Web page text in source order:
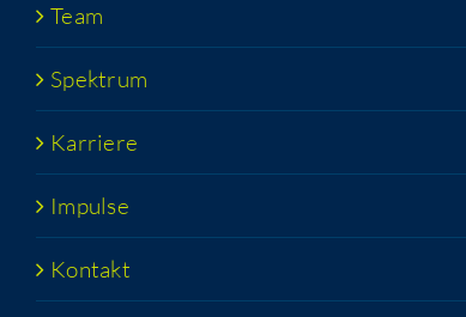
Team
Spek­trum
Kar­rie­re
Impul­se
Kon­takt